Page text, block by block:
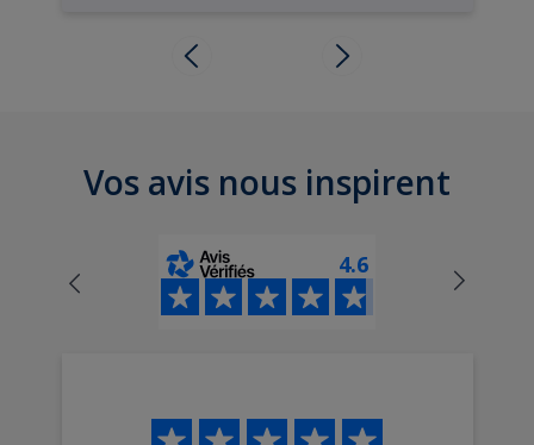
Vos avis nous inspirent
4.6